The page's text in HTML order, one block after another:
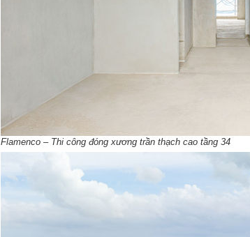
Flamenco – Thi công đóng xương trần thạch cao tầng 34